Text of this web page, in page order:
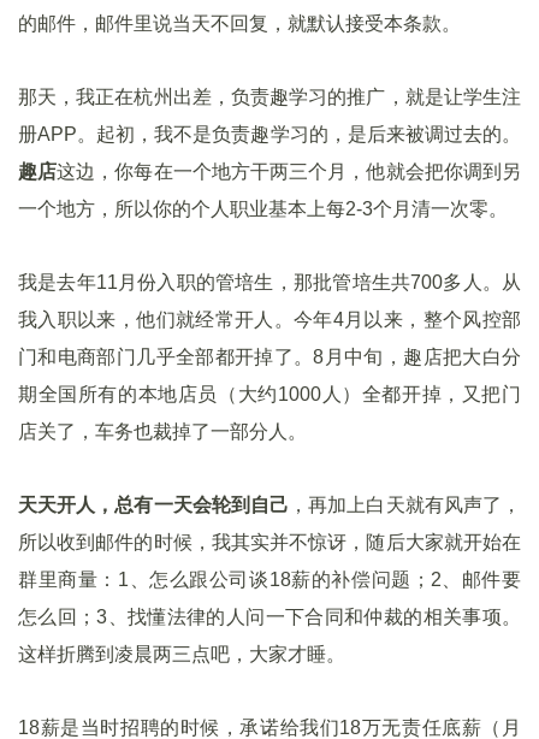
的邮件，邮件里说当天不回复，就默认接受本条款。
那天，我正在杭州出差，负责趣学习的推广，就是让学生注
册APP。起初，我不是负责趣学习的，是后来被调过去的。
趣店这边，你每在一个地方干两三个月，他就会把你调到另
一个地方，所以你的个人职业基本上每2-3个月清一次零。
我是去年11月份入职的管培生，那批管培生共700多人。从
我入职以来，他们就经常开人。今年4月以来，整个风控部
门和电商部门几乎全部都开掉了。8月中旬，趣店把大白分
期全国所有的本地店员（大约1000人）全都开掉，又把门
店关了，车务也裁掉了一部分人。
天天开人，总有一天会轮到自己 ，再加上白天就有风声了，
所以收到邮件的时候，我其实并不惊讶，随后大家就开始在
群里商量：1、怎么跟公司谈18薪的补偿问题；2、邮件要
怎么回；3、找懂法律的人问一下合同和仲裁的相关事项。
这样折腾到凌晨两三点吧，大家才睡。
18薪是当时招聘的时候，承诺给我们18万无责任底薪（月